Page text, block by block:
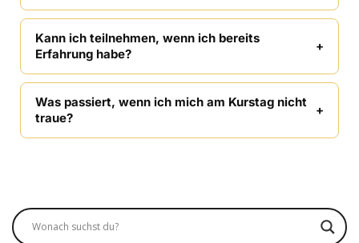
Kann ich teilnehmen, wenn ich bereits
Erfahrung habe?
Was passiert, wenn ich mich am Kurstag nicht
traue?